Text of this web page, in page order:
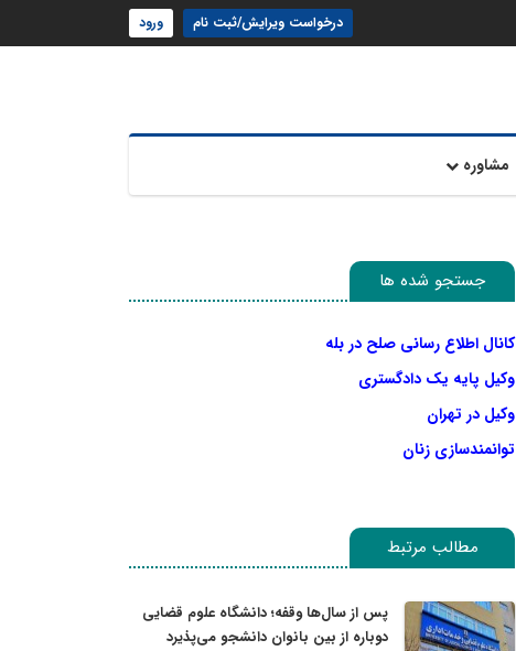
درخواست ویرایش/ثبت نام ورود
مشاوره
جستجو شده ها
کانال اطلاع رسانی صلح در بله
وکیل پایه یک دادگستری
وکیل در تهران
توانمندسازی زنان
مطالب مرتبط
پس از سال‌ها وقفه؛ دانشگاه علوم قضایی
دوباره از بین بانوان دانشجو می‌پذیرد